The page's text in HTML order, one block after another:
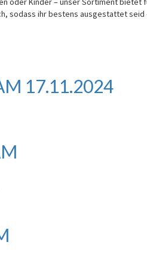
sodass ihr bestens ausgestattet
17.11.2024